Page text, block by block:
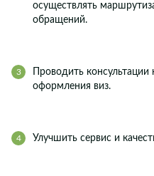
осуществлять
обращений.
Проводить
оформления виз.
Улучшить сервис и